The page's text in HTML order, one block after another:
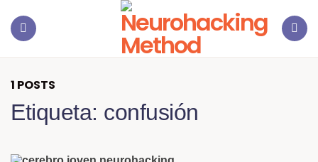
1 POSTS
Etiqueta: confusión